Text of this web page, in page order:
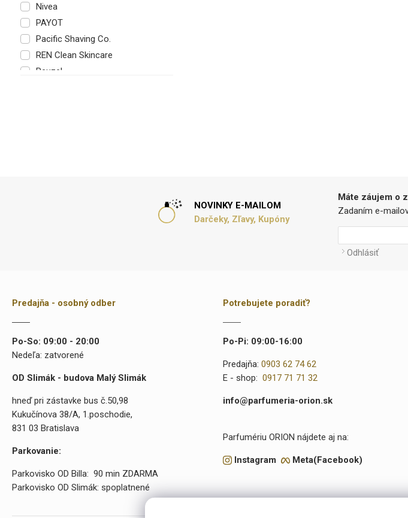
Nivea
PAYOT
Pacific Shaving Co.
REN Clean Skincare
Reuzel
NOVINKY E-MAILOM
Darčeky, Zľavy, Kupóny
Máte záujem o
Zadaním e-
Odhlásiť
Predajňa - osobný odber
Po-So: 09:00 - 20:00
Nedeľa: zatvorené
OD Slimák - budova Malý Slimák
hneď pri zástavke bus č.50,98
Kukučínova 38/A, 1.poschodie,
831 03 Bratislava
Parkovanie:
Parkovisko OD Billa: 90 min ZDARMA
Parkovisko OD Slimák: spoplatnené
Potrebujete poradiť?
Po-Pi: 09:00-16:00
Predajňa:0903 62 74 62
E - shop:0917 71 71 32
info@parfumeria-orion.sk
Parfumériu ORION nájdete aj na:
Instagram Meta(Facebook)